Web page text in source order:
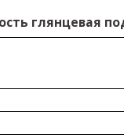
глянцевая